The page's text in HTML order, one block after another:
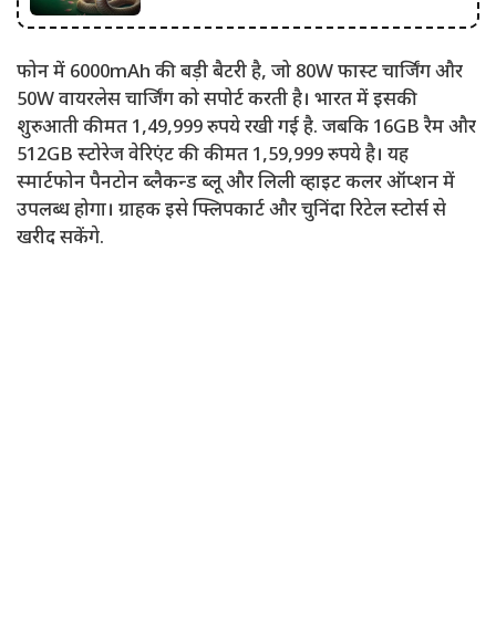
फोन में 6000mAh की बड़ी बैटरी है, जो 80W फास्ट चार्जिंग और
50W वायरलेस चार्जिंग को सपोर्ट करती है। भारत में इसकी
शुरुआती कीमत 1,49,999 रुपये रखी गई है. जबकि 16GB रैम और
512GB स्टोरेज वेरिएंट की कीमत 1,59,999 रुपये है। यह
स्मार्टफोन पैनटोन ब्लैकन्ड ब्लू और लिली व्हाइट कलर ऑप्शन में
उपलब्ध होगा। ग्राहक इसे फ्लिपकार्ट और चुनिंदा रिटेल स्टोर्स से
खरीद सकेंगे.